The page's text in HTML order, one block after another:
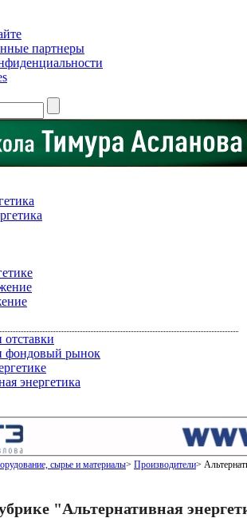
партнеры
отставки
фондовый рынок
энергетика
сырье и материалы Производители
"Альтернативная